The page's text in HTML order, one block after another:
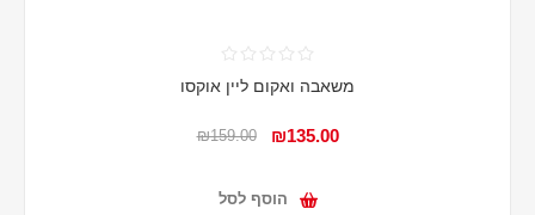
משאבה ואקום ליין אוקסו
₪135.00
₪159.00
הוסף לסל